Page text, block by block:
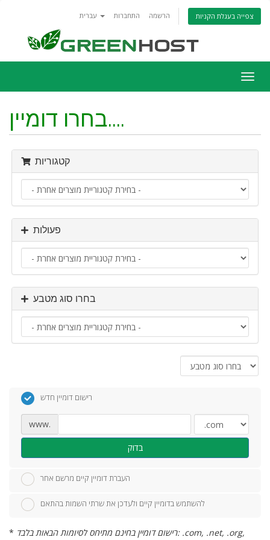
התחברות הרשמה צפייה בעגלת הקניות
ניווט
בחרו דומיין....
קטגוריות
פעולות
בחרו סוג מטבע
רישום דומיין חדש
www.
בדוק
העברת דומיין קיים מרשם אחר
להשתמש בדומיין קיים ולעדכן את שרתי השמות בהתאם
* רישום דומיין בחינם מתיחס לסיומות הבאות בלבד: .com, .net, .org,